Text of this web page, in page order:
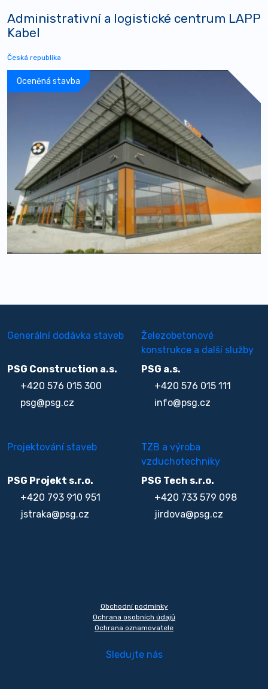
Administrativní a logistické centrum LAPP
Kabel
Česká republika
Oceněná stavba
Generální dodávka staveb
PSG Construction a.s.
+420 576 015 300
psg@psg.cz
Železobetonové
konstrukce a další služby
PSG a.s.
+420 576 015 111
info@psg.cz
Projektování staveb
PSG Projekt s.r.o.
+420 793 910 951
jstraka@psg.cz
TZB a výroba
vzduchotechniky
PSG Tech s.r.o.
+420 733 579 098
jirdova@psg.cz
Obchodní podmínky
Ochrana osobních údajů
Ochrana oznamovatele
Sledujte nás